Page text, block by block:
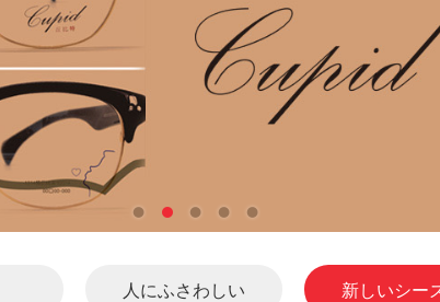
人にふさわしい 新しいシー